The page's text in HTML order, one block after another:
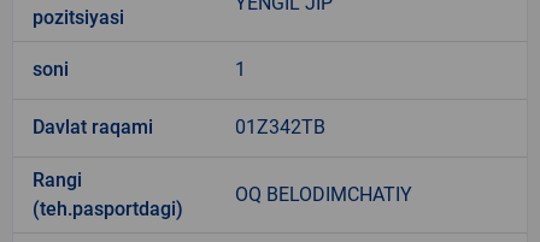
pozitsiyasi
soni 1
Davlat raqami 01Z342TB
Rangi
(teh.pasportdagi)
OQ BELODIMCHATIY